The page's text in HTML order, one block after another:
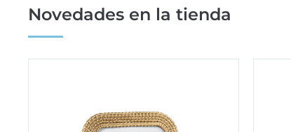
Novedades en la tienda